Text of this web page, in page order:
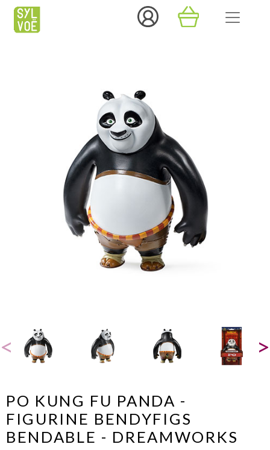
PO KUNG FU PANDA -
FIGURINE BENDYFIGS
BENDABLE - DREAMWORKS